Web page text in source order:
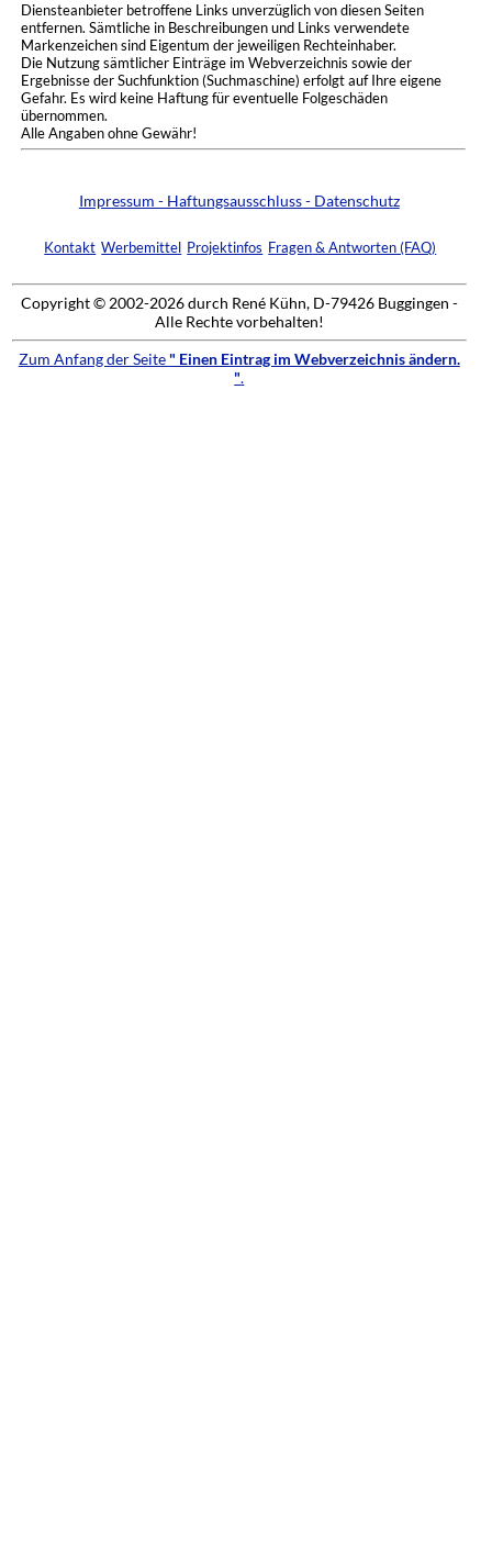
Diensteanbieter betroffene Links unverzüglich von diesen Seiten
entfernen. Sämtliche in Beschreibungen und Links verwendete
Markenzeichen sind Eigentum der jeweiligen Rechteinhaber.
Die Nutzung sämtlicher Einträge im Webverzeichnis sowie der
Ergebnisse der Suchfunktion (Suchmaschine) erfolgt auf Ihre eigene
Gefahr. Es wird keine Haftung für eventuelle Folgeschäden
übernommen.
Alle Angaben ohne Gewähr!
Impressum - Haftungsausschluss - Datenschutz
Kontakt Werbemittel Projektinfos Fragen & Antworten (FAQ)
Copyright © 2002-2026 durch René Kühn, D-79426 Buggingen -
Alle Rechte vorbehalten!
Zum Anfang der Seite " Einen Eintrag im Webverzeichnis ändern.
".